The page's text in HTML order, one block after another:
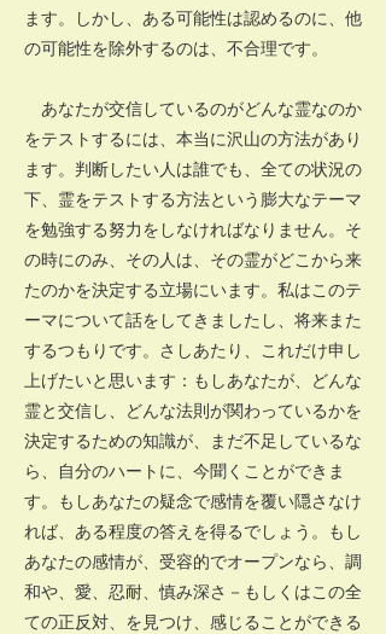
ます。しかし、ある可能性は認めるのに、他
の可能性を除外するのは、不合理です。
あなたが交信しているのがどんな霊なのか
をテストするには、本当に沢山の方法があり
ます。判断したい人は誰でも、全ての状況の
下、霊をテストする方法という膨大なテーマ
を勉強する努力をしなければなりません。そ
の時にのみ、その人は、その霊がどこから来
たのかを決定する立場にいます。私はこのテ
ーマについて話をしてきましたし、将来また
するつもりです。さしあたり、これだけ申し
上げたいと思います：もしあなたが、どんな
霊と交信し、どんな法則が関わっているかを
決定するための知識が、まだ不足しているな
ら、自分のハートに、今聞くことができま
す。もしあなたの疑念で感情を覆い隠さなけ
れば、ある程度の答えを得るでしょう。もし
あなたの感情が、受容的でオープンなら、調
和や、愛、忍耐、慎み深さ－もしくはこの全
ての正反対、を見つけ、感じることができる